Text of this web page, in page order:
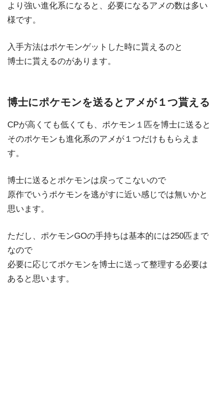
より強い進化系になると、必要になるアメの数は多い
様です。
入手方法はポケモンゲットした時に貰えるのと
博士に貰えるのがあります。
博士にポケモンを送るとアメが１つ貰える
CPが高くても低くても、ポケモン１匹を博士に送ると
そのポケモンも進化系のアメが１つだけももらえま
す。
博士に送るとポケモンは戻ってこないので
原作でいうポケモンを逃がすに近い感じでは無いかと
思います。
ただし、ポケモンGOの手持ちは基本的には250匹まで
なので
必要に応じてポケモンを博士に送って整理する必要は
あると思います。